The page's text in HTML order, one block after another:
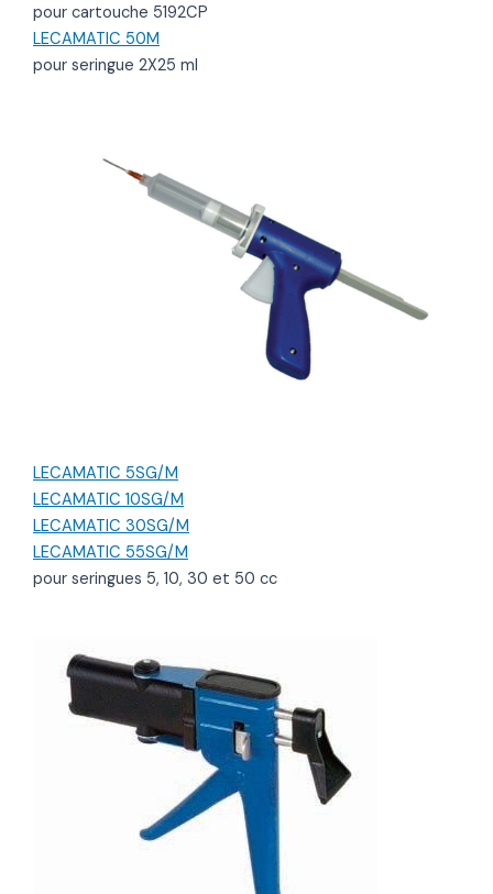
pour cartouche 5192CP
LECAMATIC 50M
pour seringue 2X25 ml
LECAMATIC 5SG/M
LECAMATIC 10SG/M
LECAMATIC 30SG/M
LECAMATIC 55SG/M
pour seringues 5, 10, 30 et 50 cc